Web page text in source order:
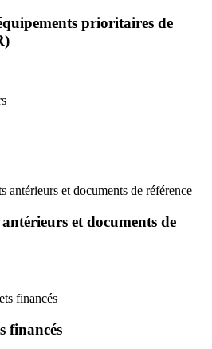
prioritaires de
antérieurs et documents de référence
et documents de
financés
financés